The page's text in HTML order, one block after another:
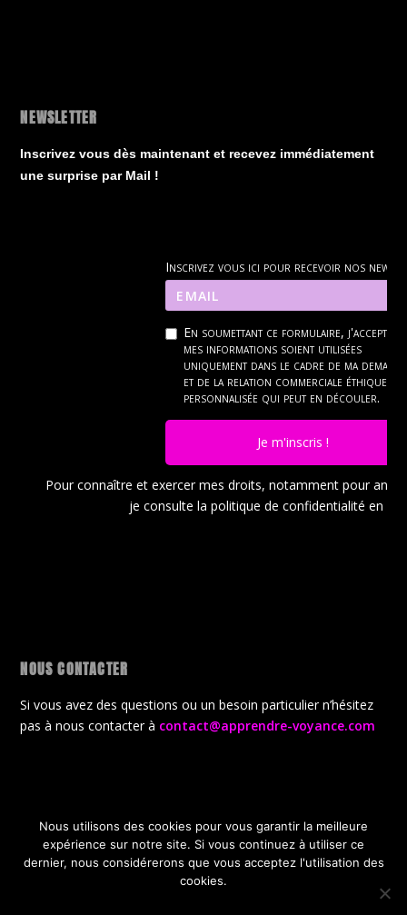
NEWSLETTER
Inscrivez vous dès maintenant et recevez immédiatement
une surprise par Mail !
Inscrivez vous ici pour recevoir nos news
En soumettant ce formulaire, j'accepte
mes informations soient utilisées
uniquement dans le cadre de ma
et de la relation commerciale éthique et
personnalisée qui peut en découler.
Je m'inscris !
Pour connaître et exercer mes droits, notamment pour
je consulte la politique de confidentialité en
NOUS CONTACTER
Si vous avez des questions ou un besoin particulier n’hésitez
pas à nous contacter à contact@apprendre-voyance.com
Conçu parElegant Themes| Propulsé par WordPress
CGV
Politique de confidentialité
Politique de gestion des cookies
Nous utilisons des cookies pour vous garantir la meilleure
expérience sur notre site. Si vous continuez à utiliser ce
dernier, nous considérerons que vous acceptez l'utilisation des
cookies.